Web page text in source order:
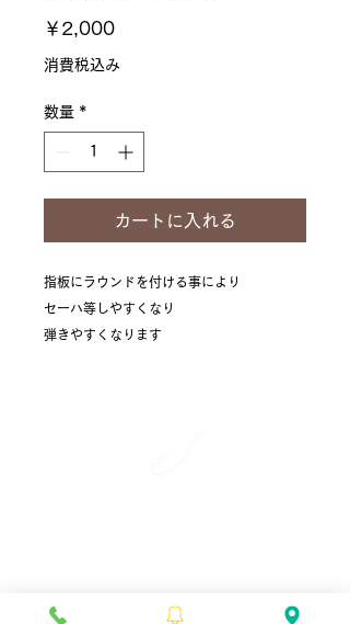
￥2,000価
格
消費税込み
数量 *
カートに入れる
指板にラウンドを付ける事により
セーハ等しやすくなり
弾きやすくなります